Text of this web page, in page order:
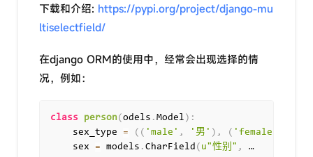
下载和介绍: https://pypi.org/project/django-mu
ltiselectfield/
在django ORM的使用中，经常会出现选择的情
况，例如：
class person( odels . Model ) :
    sex_type
= ( ( 'male' , '男' ) , ( 'female'
    sex
= models . CharField ( u"性别" , …